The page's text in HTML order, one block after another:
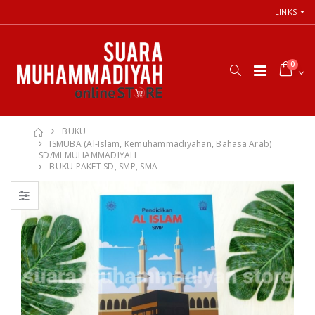
LINKS
0
BUKU
ISMUBA (Al-Islam, Kemuhammadiyahan, Bahasa Arab)
SD/MI MUHAMMADIYAH
BUKU PAKET SD, SMP, SMA
Cara Shalat
Himpunan
Putusan Tarjih
Muhammadiyah
Rp. 31.000
Himpunan
66 Jalan Menuju
Cinta Ilahi
Menemukan
Tuhan dalam
Luka, Cinta, dan
Kehidupan
Sehari-hari
Rp. 0